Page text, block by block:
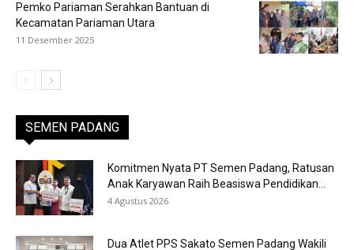
Pemko Pariaman Serahkan Bantuan di
Kecamatan Pariaman Utara
11 Desember 2025
SEMEN PADANG
Komitmen Nyata PT Semen Padang, Ratusan
Anak Karyawan Raih Beasiswa Pendidikan...
4 Agustus 2026
Dua Atlet PPS Sakato Semen Padang Wakili